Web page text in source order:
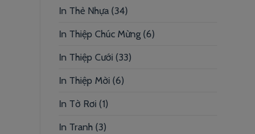
In Thẻ Nhựa (34)
In Thiệp Chúc Mừng (6)
In Thiệp Cưới (33)
In Thiệp Mời (6)
In Tờ Rơi (1)
In Tranh (3)